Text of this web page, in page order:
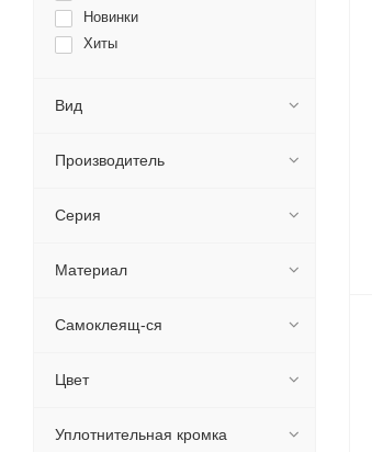
Новинки
Хиты
Вид
Производитель
Серия
Материал
Самоклеящ-ся
Цвет
Уплотнительная кромка